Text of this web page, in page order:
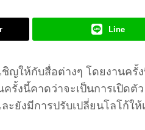
Line
ชิญให้กับสื่อต่างๆ โดยงานครั้
รั้งนี้คาดว่าจะเป็นการเปิดตั
ะยังมีการปรับเปลี่ยนโลโก้ให้